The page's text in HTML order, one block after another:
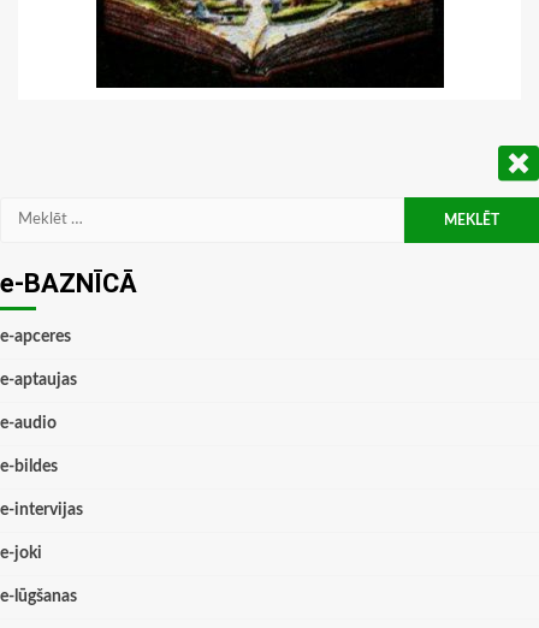
Meklēt:
e-BAZNĪCĀ
e-apceres
e-aptaujas
e-audio
e-bildes
e-intervijas
e-joki
e-lūgšanas